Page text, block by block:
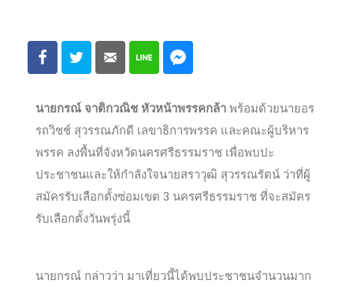
นายกรณ์ จาติกวณิช หัวหน้าพรรคกล้า พร้อมด้วยนายอร
รถวิชช์ สุวรรณภักดี เลขาธิการพรรค และคณะผู้บริหาร
พรรค ลงพื้นที่จังหวัดนครศรีธรรมราช เพื่อพบปะ
ประชาชนและให้กำลังใจนายสราวุฒิ สุวรรณรัตน์ ว่าที่ผู้
สมัครรับเลือกตั้งซ่อมเขต 3 นครศรีธรรมราช ที่จะสมัคร
รับเลือกตั้งวันพรุ่งนี้
นายกรณ์ กล่าวว่า มาเที่ยวนี้ได้พบประชาชนจำนวนมาก